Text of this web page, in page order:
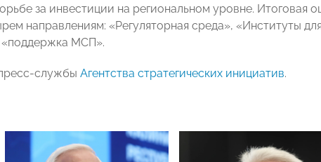
за инвестиции на региональном уровне. Итоговая
направлениям: «Регуляторная среда», «Институты
МСП».
службы Агентства стратегических инициатив.